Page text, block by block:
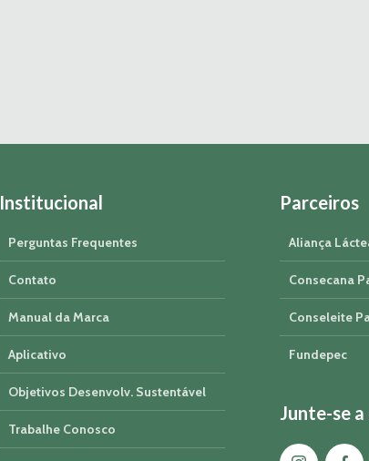
Institucional
Perguntas Frequentes
Contato
Manual da Marca
Aplicativo
Objetivos Desenvolv. Sustentável
Trabalhe Conosco
Parceiros
Aliança
Consecana
Conseleite
Fundepec
Junte-se a